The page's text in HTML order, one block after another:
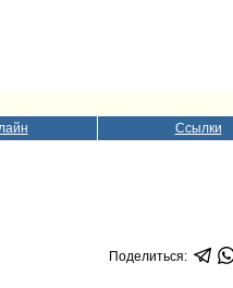
Ссылки
Поделиться: